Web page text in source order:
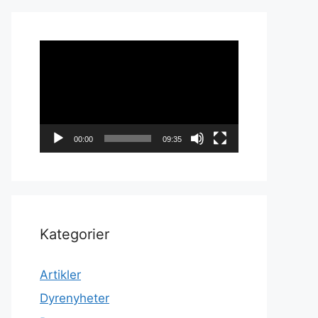
00:00 09:35
Kategorier
Artikler
Dyrenyheter